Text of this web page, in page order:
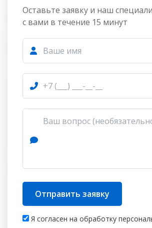
Оставьте заявку и наш
с вами в течение 15 минут
Отправить заявку
Я согласен на обработку